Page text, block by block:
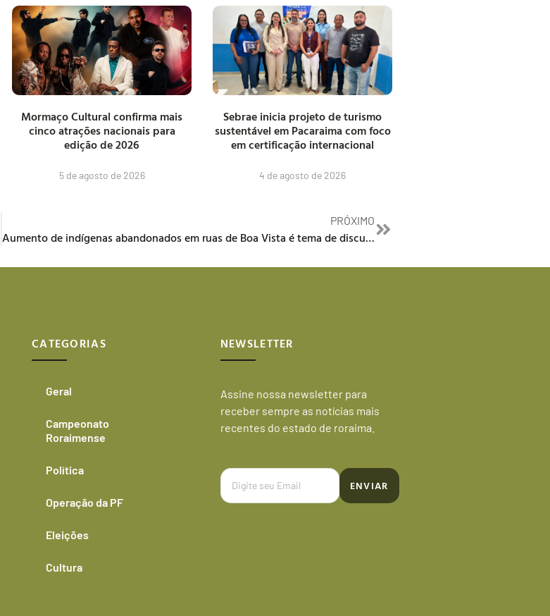
Mormaço Cultural confirma mais
cinco atrações nacionais para
edição de 2026
5 de agosto de 2026
Sebrae inicia projeto de turismo
sustentável em Pacaraima com foco
em certificação internacional
4 de agosto de 2026
PRÓXIMO
Aumento de indígenas abandonados em ruas de Boa Vista é tema de discurso do deputado Gabriel Picanço
CATEGORIAS
Geral
Campeonato
Roraimense
Política
Operação da PF
Eleições
Cultura
NEWSLETTER
Assine nossa newsletter para
receber sempre as notícias mais
recentes do estado de roraima.
ENVIAR